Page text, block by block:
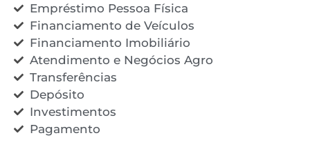
Empréstimo Pessoa Física
Financiamento de Veículos
Financiamento Imobiliário
Atendimento e Negócios Agro
Transferências
Depósito
Investimentos
Pagamento